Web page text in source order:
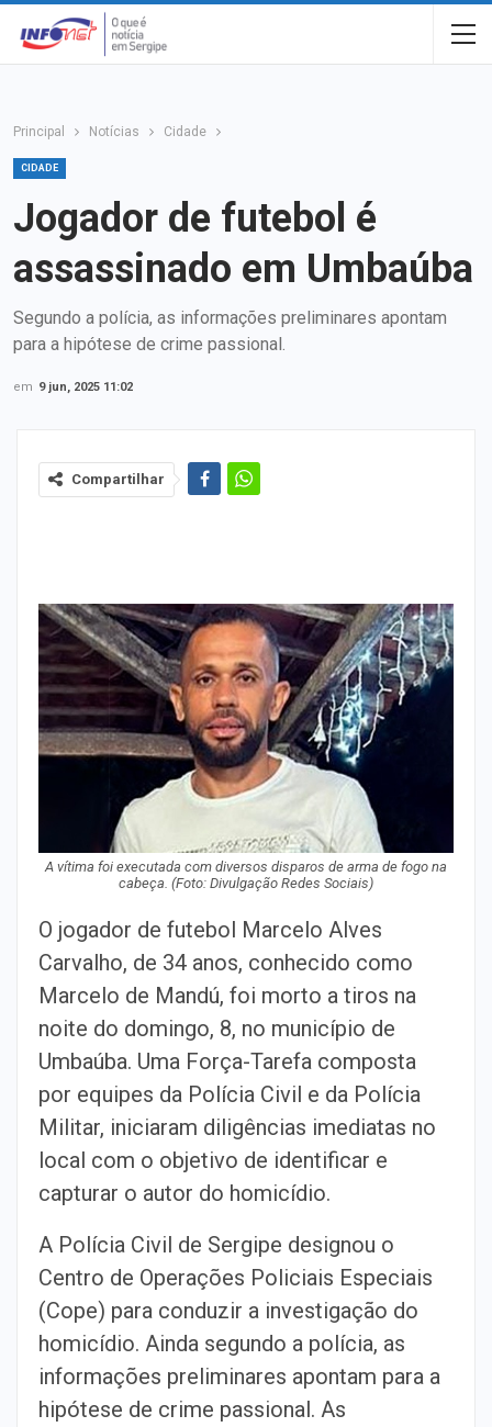
Principal Notícias Cidade
CIDADE
Jogador de futebol é
assassinado em Umbaúba
Segundo a polícia, as informações preliminares apontam
para a hipótese de crime passional.
em 9 jun, 2025 11:02
Compartilhar
A vítima foi executada com diversos disparos de arma de fogo na
cabeça. (Foto: Divulgação Redes Sociais)
O jogador de futebol Marcelo Alves
Carvalho, de 34 anos, conhecido como
Marcelo de Mandú, foi morto a tiros na
noite do domingo, 8, no município de
Umbaúba. Uma Força-Tarefa composta
por equipes da Polícia Civil e da Polícia
Militar, iniciaram diligências imediatas no
local com o objetivo de identificar e
capturar o autor do homicídio.
A Polícia Civil de Sergipe designou o
Centro de Operações Policiais Especiais
(Cope) para conduzir a investigação do
homicídio. Ainda segundo a polícia, as
informações preliminares apontam para a
hipótese de crime passional. As